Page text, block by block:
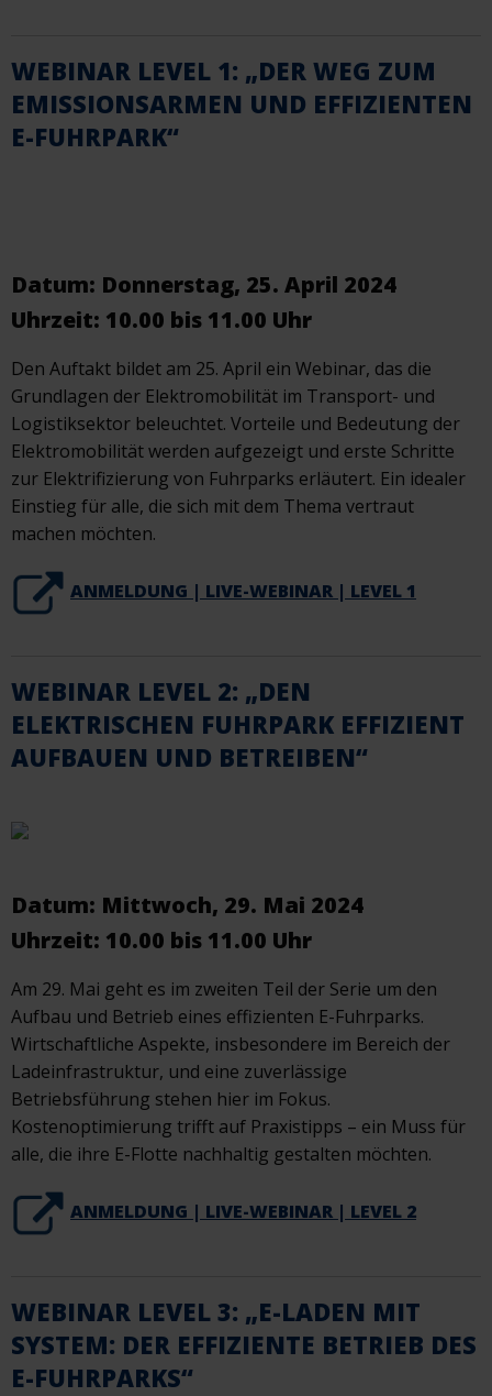
WEBINAR LEVEL 1: „DER WEG ZUM
EMISSIONSARMEN UND EFFIZIENTEN
E-FUHRPARK“
Datum: Donnerstag, 25. April 2024
Uhrzeit: 10.00 bis 11.00 Uhr
Den Auftakt bildet am 25. April ein Webinar, das die
Grundlagen der Elektromobilität im Transport- und
Logistiksektor beleuchtet. Vorteile und Bedeutung der
Elektromobilität werden aufgezeigt und erste Schritte
zur Elektrifizierung von Fuhrparks erläutert. Ein idealer
Einstieg für alle, die sich mit dem Thema vertraut
machen möchten.
ANMELDUNG | LIVE-WEBINAR | LEVEL 1
WEBINAR LEVEL 2: „DEN
ELEKTRISCHEN FUHRPARK EFFIZIENT
AUFBAUEN UND BETREIBEN“
Datum: Mittwoch, 29. Mai 2024
Uhrzeit: 10.00 bis 11.00 Uhr
Am 29. Mai geht es im zweiten Teil der Serie um den
Aufbau und Betrieb eines effizienten E-Fuhrparks.
Wirtschaftliche Aspekte, insbesondere im Bereich der
Ladeinfrastruktur, und eine zuverlässige
Betriebsführung stehen hier im Fokus.
Kostenoptimierung trifft auf Praxistipps – ein Muss für
alle, die ihre E-Flotte nachhaltig gestalten möchten.
ANMELDUNG | LIVE-WEBINAR | LEVEL 2
WEBINAR LEVEL 3: „E-LADEN MIT
SYSTEM: DER EFFIZIENTE BETRIEB DES
E-FUHRPARKS“